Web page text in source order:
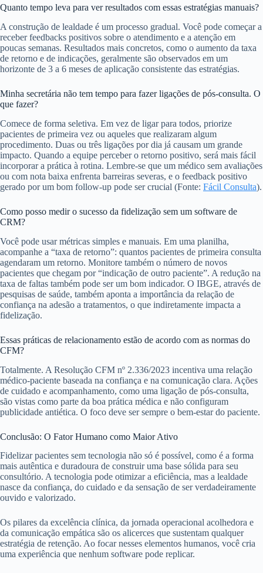
Quanto tempo leva para ver resultados com essas estratégias manuais?
A construção de lealdade é um processo gradual. Você pode começar a
receber feedbacks positivos sobre o atendimento e a atenção em
poucas semanas. Resultados mais concretos, como o aumento da taxa
de retorno e de indicações, geralmente são observados em um
horizonte de 3 a 6 meses de aplicação consistente das estratégias.
Minha secretária não tem tempo para fazer ligações de pós-consulta. O
que fazer?
Comece de forma seletiva. Em vez de ligar para todos, priorize
pacientes de primeira vez ou aqueles que realizaram algum
procedimento. Duas ou três ligações por dia já causam um grande
impacto. Quando a equipe perceber o retorno positivo, será mais fácil
incorporar a prática à rotina. Lembre-se que um médico sem avaliações
ou com nota baixa enfrenta barreiras severas, e o feedback positivo
gerado por um bom follow-up pode ser crucial (Fonte: Fácil Consulta).
Como posso medir o sucesso da fidelização sem um software de
CRM?
Você pode usar métricas simples e manuais. Em uma planilha,
acompanhe a “taxa de retorno”: quantos pacientes de primeira consulta
agendaram um retorno. Monitore também o número de novos
pacientes que chegam por “indicação de outro paciente”. A redução na
taxa de faltas também pode ser um bom indicador. O IBGE, através de
pesquisas de saúde, também aponta a importância da relação de
confiança na adesão a tratamentos, o que indiretamente impacta a
fidelização.
Essas práticas de relacionamento estão de acordo com as normas do
CFM?
Totalmente. A Resolução CFM nº 2.336/2023 incentiva uma relação
médico-paciente baseada na confiança e na comunicação clara. Ações
de cuidado e acompanhamento, como uma ligação de pós-consulta,
são vistas como parte da boa prática médica e não configuram
publicidade antiética. O foco deve ser sempre o bem-estar do paciente.
Conclusão: O Fator Humano como Maior Ativo
Fidelizar pacientes sem tecnologia não só é possível, como é a forma
mais autêntica e duradoura de construir uma base sólida para seu
consultório. A tecnologia pode otimizar a eficiência, mas a lealdade
nasce da confiança, do cuidado e da sensação de ser verdadeiramente
ouvido e valorizado.
Os pilares da excelência clínica, da jornada operacional acolhedora e
da comunicação empática são os alicerces que sustentam qualquer
estratégia de retenção. Ao focar nesses elementos humanos, você cria
uma experiência que nenhum software pode replicar.